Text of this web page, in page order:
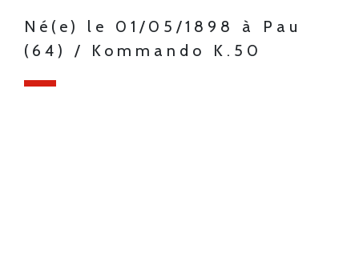
Né(e) le 01/05/1898 à Pau
(64) / Kommando K.50